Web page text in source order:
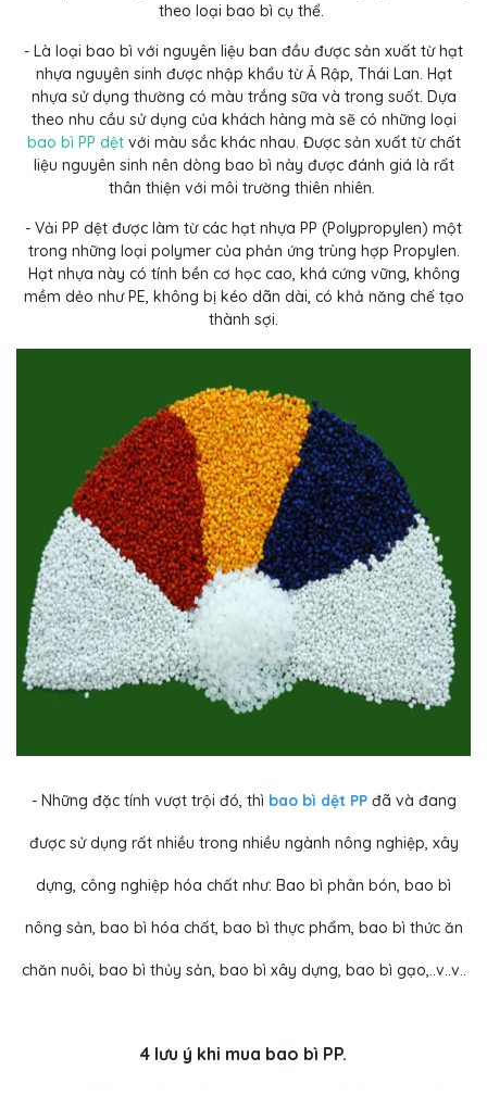
theo loại bao bì cụ thể.
- Là loại bao bì với nguyên liệu ban đầu được sản xuất từ hạt
nhựa nguyên sinh được nhập khẩu từ Ả Rập, Thái Lan. Hạt
nhựa sử dụng thường có màu trắng sữa và trong suốt. Dựa
theo nhu cầu sử dụng của khách hàng mà sẽ có những loại
bao bì PP dệt với màu sắc khác nhau. Được sản xuất từ chất
liệu nguyên sinh nên dòng bao bì này được đánh giá là rất
thân thiện với môi trường thiên nhiên.
- Vải PP dệt được làm từ các hạt nhựa PP (Polypropylen) một
trong những loại polymer của phản ứng trùng hợp Propylen.
Hạt nhựa này có tính bền cơ học cao, khá cứng vững, không
mềm dẻo như PE, không bị kéo dãn dài, có khả năng chế tạo
thành sợi.
- Những đặc tính vượt trội đó, thì bao bì dệt PP đã và đang
được sử dụng rất nhiều trong nhiều ngành nông nghiệp, xây
dựng, công nghiệp hóa chất như: Bao bì phân bón, bao bì
nông sản, bao bì hóa chất, bao bì thực phẩm, bao bì thức ăn
chăn nuôi, bao bì thủy sản, bao bì xây dựng, bao bì gạo,..v..v..
4 lưu ý khi mua bao bì PP.